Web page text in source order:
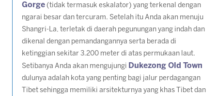
Gorge (tidak termasuk eskalator) yang terkenal dengan
ngarai besar dan tercuram. Setelah itu Anda akan menuju
Shangri-La, terletak di daerah pegunungan yang indah dan
dikenal dengan pemandangannya serta berada di
ketinggian sekitar 3.200 meter di atas permukaan laut.
Setibanya Anda akan mengujungi Dukezong Old Town
dulunya adalah kota yang penting bagi jalur perdagangan
Tibet sehingga memiliki arsitekturnya yang khas Tibet dan